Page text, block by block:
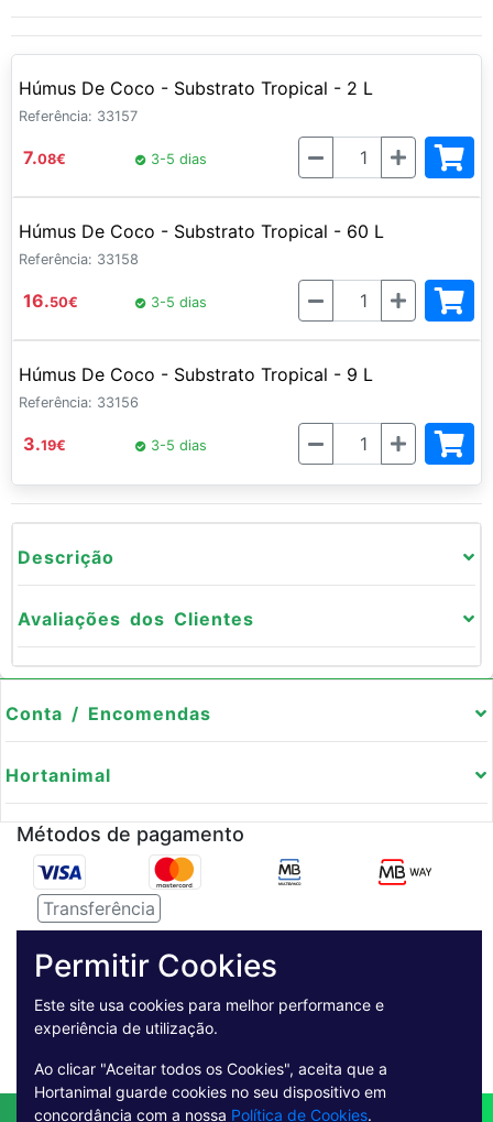
Húmus De Coco - Substrato Tropical - 2 L
Referência: 33157
7.08€ 3-5 dias Quantidade
Húmus De Coco - Substrato Tropical - 60 L
Referência: 33158
16.50€ 3-5 dias Quantidade
Húmus De Coco - Substrato Tropical - 9 L
Referência: 33156
3.19€ 3-5 dias Quantidade
Descrição
Avaliações dos Clientes
Conta / Encomendas
Hortanimal
Métodos de pagamento
Transferência
Pagamento Seguro
Permitir Cookies
Este site usa cookies para melhor performance e
experiência de utilização.
Ao clicar "Aceitar todos os Cookies", aceita que a
Hortanimal guarde cookies no seu dispositivo em
concordância com a nossa Política de Cookies.